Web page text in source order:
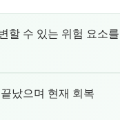
할 수 있는 위험 요소를
났으며 현재 회복